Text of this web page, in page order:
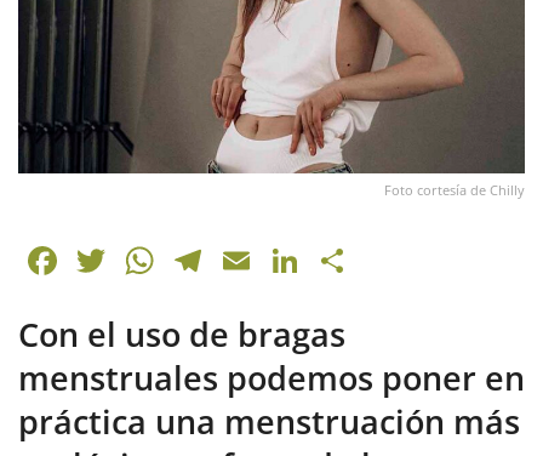
Foto cortesía de Chilly
F
c
e
b
T
itt
er
W
at
s
A
T
e
gr
a
E
ai
l
Li
k
e
dI
p
ar
Con el uso de bragas
menstruales podemos poner en
práctica una menstruación más